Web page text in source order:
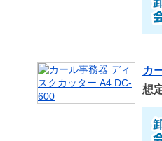
カ
想